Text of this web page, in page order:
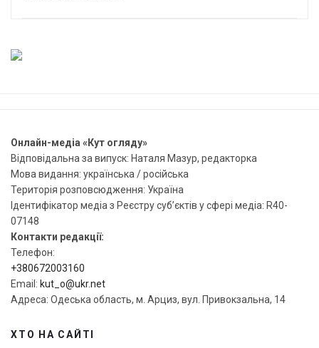
Онлайн-медіа «Кут огляду»
Відповідальна за випуск: Наталя Мазур, редакторка
Мова видання: українська / російська
Територія розповсюдження: Україна
Ідентифікатор медіа з Реєстру суб’єктів у сфері медіа: R40-
07148
Контакти редакції:
Телефон:
+380672003160
Email: kut_o@ukr.net
Адреса: Одеська область, м. Арциз, вул. Привокзальна, 14
ХТО НА САЙТІ